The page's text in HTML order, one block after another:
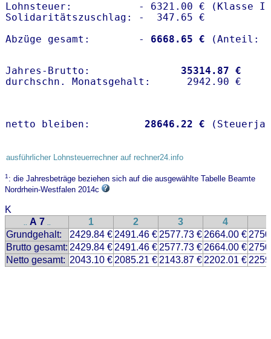
Lohnsteuer:           - 6321.00 € (Klasse I)
Solidaritätszuschlag: -  347.65 €
Abzüge gesamt:        -
6668.65 €
Jahres-Brutto: 35314.87 €
netto bleiben: 28646.22 €
ausführlicher Lohnsteuerrechner auf rechner24.info
1: die Jahresbeträge beziehen sich auf die ausgewählte Tabelle Beamte
Nordrhein-Westfalen 2014c
K
.. A 7 .. 1 2 3 4
Grundgehalt:
2429.84 € 2491.46 € 2577.73 € 2664.00 €
Brutto gesamt: 2429.84 € 2491.46 € 2577.73 € 2664.00 €
Netto gesamt: 2043.10 € 2085.21 € 2143.87 € 2202.01 €